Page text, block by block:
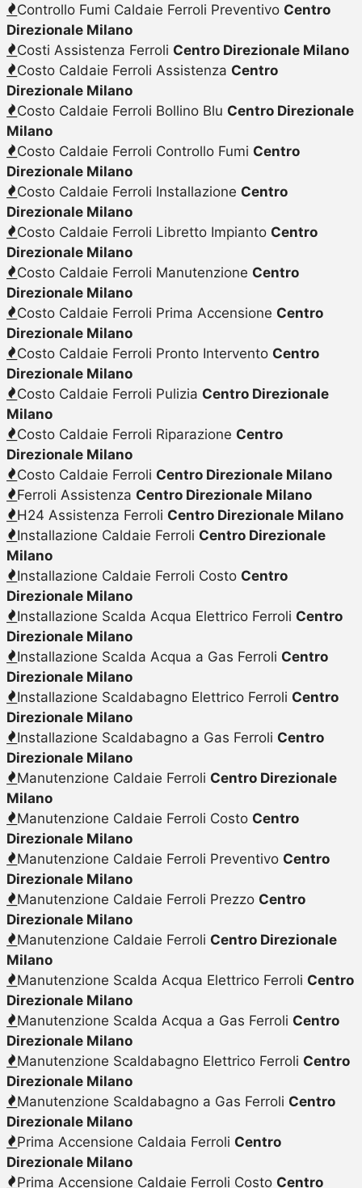
Controllo Fumi Caldaie Ferroli Preventivo Centro
Direzionale Milano
Costi Assistenza Ferroli Centro Direzionale Milano
Costo Caldaie Ferroli Assistenza Centro
Direzionale Milano
Costo Caldaie Ferroli Bollino Blu Centro Direzionale
Milano
Costo Caldaie Ferroli Controllo Fumi Centro
Direzionale Milano
Costo Caldaie Ferroli Installazione Centro
Direzionale Milano
Costo Caldaie Ferroli Libretto Impianto Centro
Direzionale Milano
Costo Caldaie Ferroli Manutenzione Centro
Direzionale Milano
Costo Caldaie Ferroli Prima Accensione Centro
Direzionale Milano
Costo Caldaie Ferroli Pronto Intervento Centro
Direzionale Milano
Costo Caldaie Ferroli Pulizia Centro Direzionale
Milano
Costo Caldaie Ferroli Riparazione Centro
Direzionale Milano
Costo Caldaie Ferroli Centro Direzionale Milano
Ferroli Assistenza Centro Direzionale Milano
H24 Assistenza Ferroli Centro Direzionale Milano
Installazione Caldaie Ferroli Centro Direzionale
Milano
Installazione Caldaie Ferroli Costo Centro
Direzionale Milano
Installazione Scalda Acqua Elettrico Ferroli Centro
Direzionale Milano
Installazione Scalda Acqua a Gas Ferroli Centro
Direzionale Milano
Installazione Scaldabagno Elettrico Ferroli Centro
Direzionale Milano
Installazione Scaldabagno a Gas Ferroli Centro
Direzionale Milano
Manutenzione Caldaie Ferroli Centro Direzionale
Milano
Manutenzione Caldaie Ferroli Costo Centro
Direzionale Milano
Manutenzione Caldaie Ferroli Preventivo Centro
Direzionale Milano
Manutenzione Caldaie Ferroli Prezzo Centro
Direzionale Milano
Manutenzione Caldaie Ferroli Centro Direzionale
Milano
Manutenzione Scalda Acqua Elettrico Ferroli Centro
Direzionale Milano
Manutenzione Scalda Acqua a Gas Ferroli Centro
Direzionale Milano
Manutenzione Scaldabagno Elettrico Ferroli Centro
Direzionale Milano
Manutenzione Scaldabagno a Gas Ferroli Centro
Direzionale Milano
Prima Accensione Caldaia Ferroli Centro
Direzionale Milano
Prima Accensione Caldaie Ferroli Costo Centro